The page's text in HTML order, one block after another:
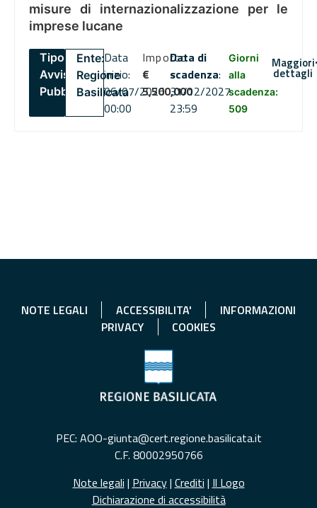
misure di internazionalizzazione per le
imprese lucane
Tipo:
Avviso
Pubblico
Ente:
Regione
Basilicata
Data
inizio:
06/07/2026
00:00
Importo
€
5,500,000
Data di
scadenza:
31/12/2027
23:59
Giorni
alla
scadenza:
509
Maggiori
dettagli
NOTE LEGALI ACCESSIBILITA'
INFORMAZIONI
PRIVACY
COOKIES
PEC: AOO-giunta@cert.regione.basilicata.it
C.F. 80002950766
Note legali | Privacy| Crediti | Il Logo
Dichiarazione di accessibilità